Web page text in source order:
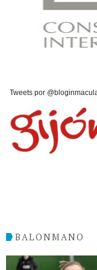
Tweets por
BALONMANO